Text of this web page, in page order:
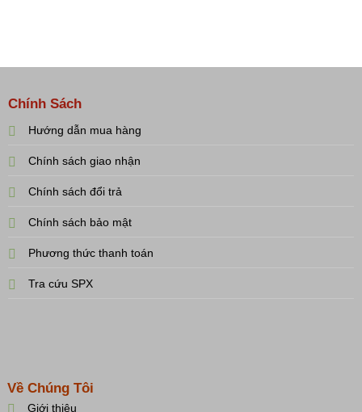
Chính Sách
Hướng dẫn mua hàng
Chính sách giao nhận
Chính sách đổi trả
Chính sách bảo mật
Phương thức thanh toán
Tra cứu SPX
Về Chúng Tôi
Giới thiệu